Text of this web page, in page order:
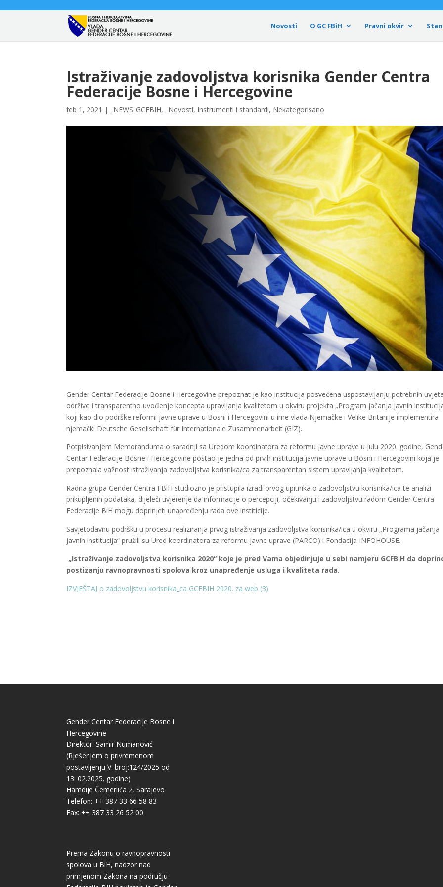
Novosti O GC FBiH Pravni okvir
Istraživanje zadovoljstva korisnika Gender Centra
Federacije Bosne i Hercegovine
feb 1, 2021 | _NEWS_GCFBIH, _Novosti, Instrumenti i standardi, Nekategorisano
Gender Centar Federacije Bosne i Hercegovine prepoznat je kao institucija posvećena uspostavljanju potrebnih
održivo i transparentno uvođenje koncepta upravljanja kvalitetom u okviru projekta „Program jačanja javnih
koji kao dio podrške reformi javne uprave u Bosni i Hercegovini u ime vlada Njemačke i Velike Britanije implementira
njemački Deutsche Gesellschaft für Internationale Zusammenarbeit (GIZ).
Potpisivanjem Memoranduma o saradnji sa Uredom koordinatora za reformu javne uprave u julu 2020. godine,
Centar Federacije Bosne i Hercegovine postao je jedna od prvih institucija javne uprave u Bosni i Hercegovini koja je
prepoznala važnost istraživanja zadovoljstva korisnika/ca za transparentan sistem upravljanja kvalitetom.
Radna grupa Gender Centra FBiH studiozno je pristupila izradi prvog upitnika o zadovoljstvu korisnika/ica te analizi
prikupljenih podataka, dijeleći uvjerenje da informacije o percepciji, očekivanju i zadovoljstvu radom Gender Centra
Federacije BiH mogu doprinjeti unapređenju rada ove institicije.
Savjetodavnu podršku u procesu realiziranja prvog istraživanja zadovoljstva korisnika/ica u okviru „Programa jačanja
javnih institucija“ pružili su Ured koordinatora za reformu javne uprave (PARCO) i Fondacija INFOHOUSE.
„Istraživanje zadovoljstva korisnika 2020“ koje je pred Vama objedinjuje u sebi namjeru GCFBIH da
postizanju ravnopravnosti spolova kroz unapređenje usluga i kvaliteta rada.
IZVJEŠTAJ o zadovoljstvu korisnika_ca GCFBIH 2020. za web (3)
Gender Centar Federacije Bosne i
Hercegovine
Direktor: Samir Numanović
(Rješenjem o privremenom
postavljenju V. broj:124/2025 od
13. 02.2025. godine)
Hamdije Čemerlića 2, Sarajevo
Telefon: ++ 387 33 66 58 83
Fax: ++ 387 33 26 52 00
Prema Zakonu o ravnopravnosti
spolova u BiH, nadzor nad
primjenom Zakona na području